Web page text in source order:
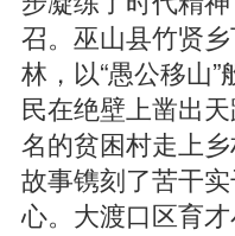
召。巫山县竹贤
林，以“愚公移山
民在绝壁上凿出
名的贫困村走上
故事镌刻了苦干
心。大渡口区育